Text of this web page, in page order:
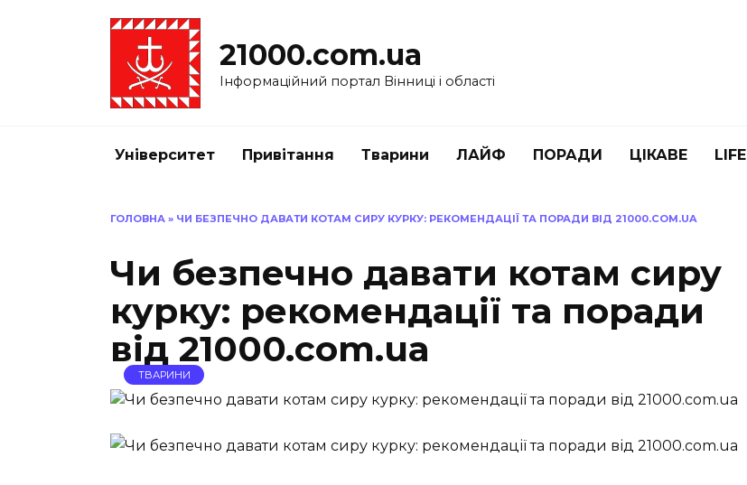
21000.com.ua
Інформаційний портал Вінниці і області
Університет Привітання Тварини ЛАЙФ ПОРАДИ ЦІКАВЕ LIFE
ГОЛОВНА » ЧИ БЕЗПЕЧНО ДАВАТИ КОТАМ СИРУ КУРКУ: РЕКОМЕНДАЦІЇ ТА ПОРАДИ ВІД 21000.COM.UA
Чи безпечно давати котам сиру
курку: рекомендації та поради
від 21000.com.ua
ТВАРИНИ